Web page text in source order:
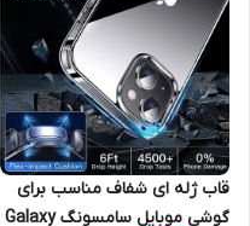
قاب ژله ای شفاف مناسب برای
گوشی موبایل سامسونگ Galaxy